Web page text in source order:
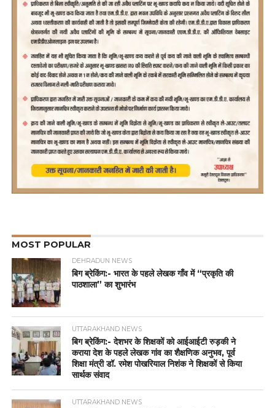
MOST POPULAR
DEHRADUN NEWS
बिग ब्रेकिंग:- भारत के पहले लेखक गाँव में “प्रकृति की
पाठशाला” का शुभारंभ
UTTARAKHAND NEWS
बिग ब्रेकिंग:- देशभर के शिक्षकों को आईआईटी रुड़की ने
कराया देश के पहले लेखक गांव का शैक्षणिक अनुभव, पूर्व
शिक्षा मंत्री डॉ. रमेश पोखरियाल निशंक ने शिक्षकों से किया
सार्थक संवाद
UTTARAKHAND NEWS